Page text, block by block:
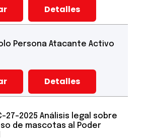
Detalles
Persona Atacante Activo
Detalles
27-2025 Análisis legal sobre
de mascotas al Poder